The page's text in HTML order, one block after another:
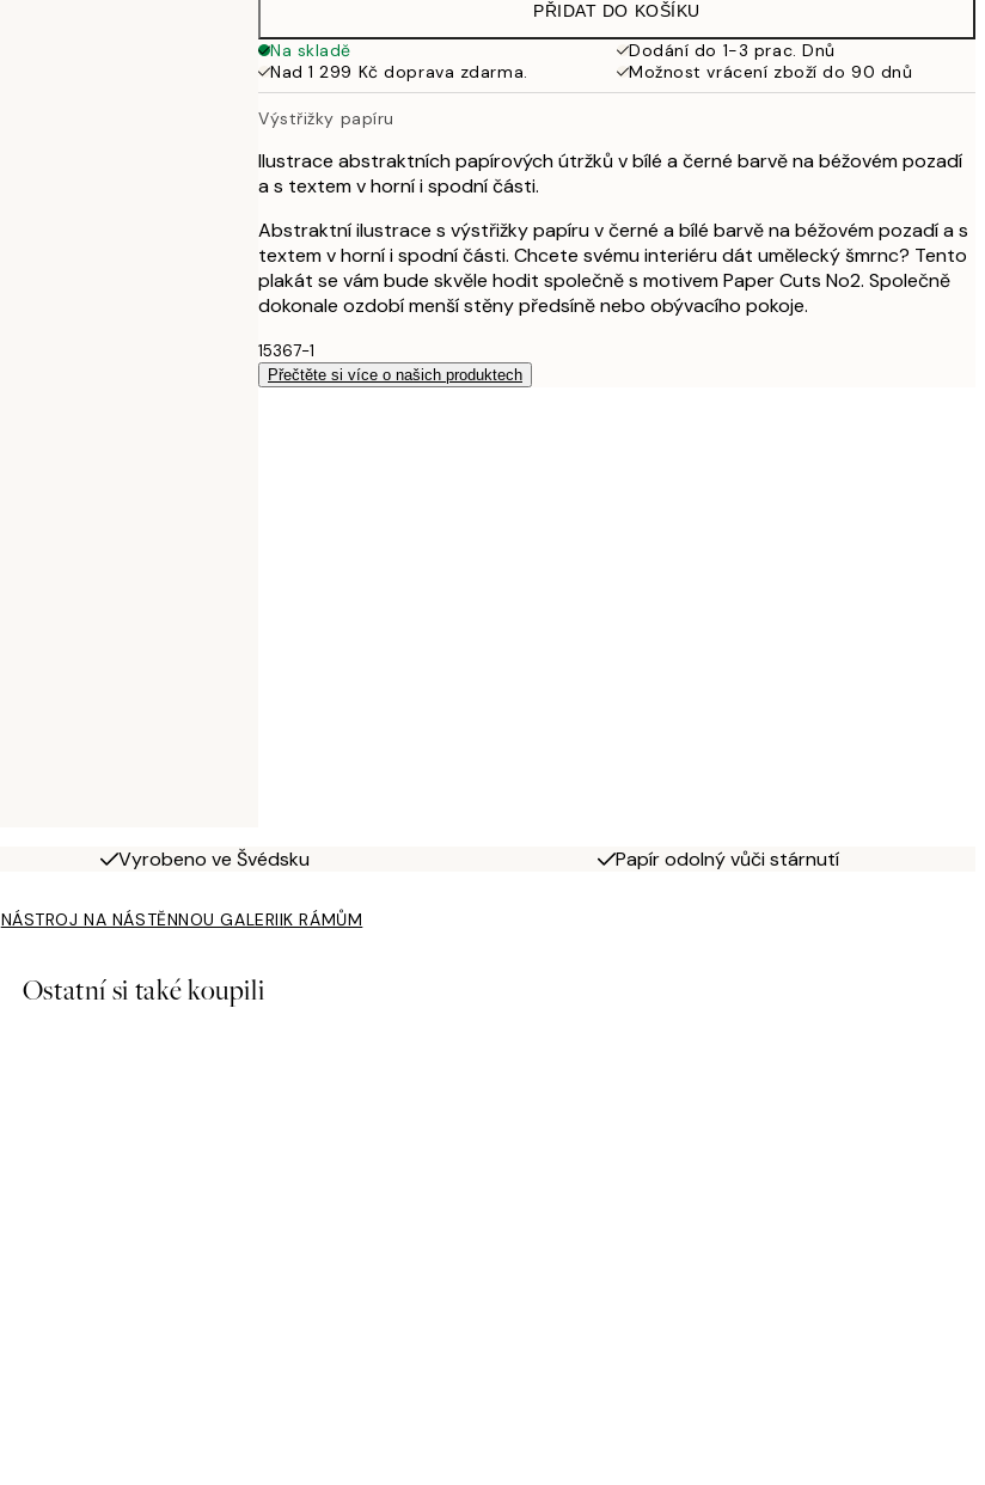
PŘIDAT DO KOŠÍKU
Na skladě
Dodání do 1-3 prac. Dnů
Nad 1 299 Kč doprava zdarma.
Možnost vrácení zboží do 90 dnů
Výstřižky papíru
Ilustrace abstraktních papírových útržků v bílé a černé barvě na béžovém pozadí
a s textem v horní i spodní části.
Abstraktní ilustrace s výstřižky papíru v černé a bílé barvě na béžovém pozadí a s
textem v horní i spodní části. Chcete svému interiéru dát umělecký šmrnc? Tento
plakát se vám bude skvěle hodit společně s motivem Paper Cuts No2. Společně
dokonale ozdobí menší stěny předsíně nebo obývacího pokoje.
15367-1
Přečtěte si více o našich produktech
Vyrobeno ve Švédsku Papír odolný vůči stárnutí
NÁSTROJ NA NÁSTĚNNOU GALERIIK RÁMŮM
Ostatní si také koupili